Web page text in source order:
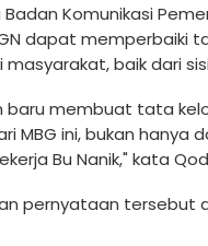
Komunikasi
dapat memperbaiki
baik dari
membuat tata
MBG ini, bukan hanya
Bu Nanik," kata
pernyataan tersebut